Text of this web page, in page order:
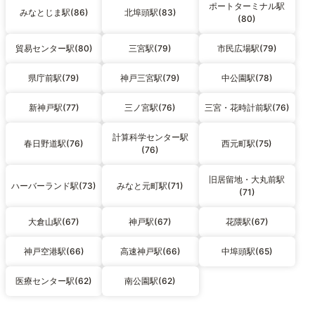
みなとじま駅(86) 北埠頭駅(83)
ポートターミナル駅
(80)
貿易センター駅(80) 三宮駅(79) 市民広場駅(79)
県庁前駅(79) 神戸三宮駅(79) 中公園駅(78)
新神戸駅(77) 三ノ宮駅(76) 三宮・花時計前駅(76)
春日野道駅(76)
計算科学センター駅
(76)
西元町駅(75)
ハーバーランド駅(73) みなと元町駅(71)
旧居留地・大丸前駅
(71)
大倉山駅(67) 神戸駅(67) 花隈駅(67)
神戸空港駅(66) 高速神戸駅(66) 中埠頭駅(65)
医療センター駅(62) 南公園駅(62)